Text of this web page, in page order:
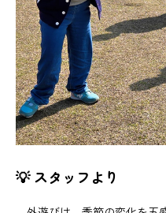
💡 スタッフより